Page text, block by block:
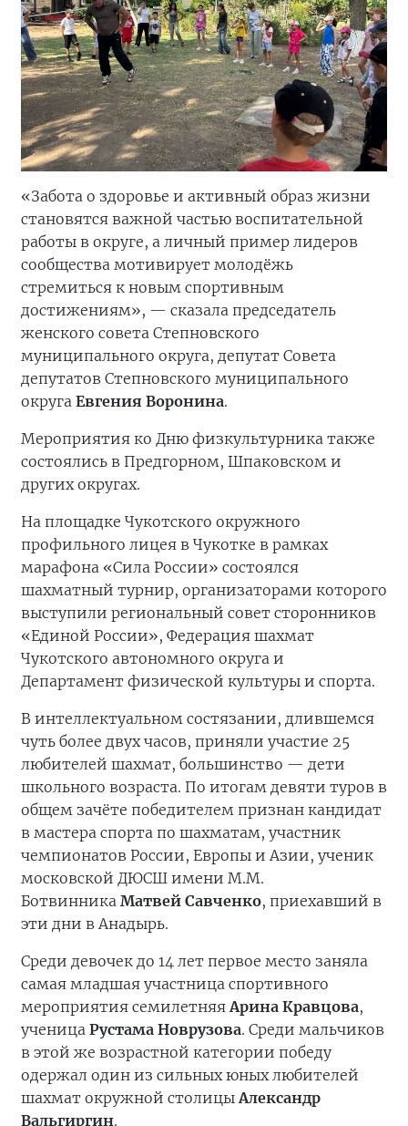
«Забота о здоровье и активный образ жизни
становятся важной частью воспитательной
работы в округе, а личный пример лидеров
сообщества мотивирует молодёжь
стремиться к новым спортивным
достижениям», — сказала председатель
женского совета Степновского
муниципального округа, депутат Совета
депутатов Степновского муниципального
округа Евгения Воронина.
Мероприятия ко Дню физкультурника также
состоялись в Предгорном, Шпаковском и
других округах.
На площадке Чукотского окружного
профильного лицея в Чукотке в рамках
марафона «Сила России» состоялся
шахматный турнир, организаторами которого
выступили региональный совет сторонников
«Единой России», Федерация шахмат
Чукотского автономного округа и
Департамент физической культуры и спорта.
В интеллектуальном состязании, длившемся
чуть более двух часов, приняли участие 25
любителей шахмат, большинство — дети
школьного возраста. По итогам девяти туров в
общем зачёте победителем признан кандидат
в мастера спорта по шахматам, участник
чемпионатов России, Европы и Азии, ученик
московской ДЮСШ имени М.М.
Ботвинника Матвей Савченко, приехавший в
эти дни в Анадырь.
Среди девочек до 14 лет первое место заняла
самая младшая участница спортивного
мероприятия семилетняяАрина Кравцова,
ученица Рустама Новрузова. Среди мальчиков
в этой же возрастной категории победу
одержал один из сильных юных любителей
шахмат окружной столицыАлександр
Вальгиргин.